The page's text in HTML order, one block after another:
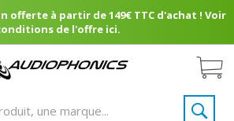
offerte à partir de 149€ TTC d'achat ! Voir
de l'offre ici.